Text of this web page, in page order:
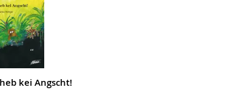
kei Angscht!